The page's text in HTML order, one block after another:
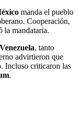
manda el pueblo
Cooperación,
la mandataria.
Venezuela, tanto
advirtieron que
. Incluso criticaron las
.